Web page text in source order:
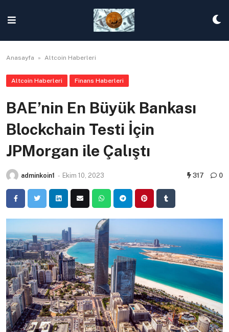
content
Anasayfa » Altcoin Haberleri
Altcoin Haberleri Finans Haberleri
BAE’nin En Büyük Bankası
Blockchain Testi İçin
JPMorgan ile Çalıştı
adminkoin1 - Ekim 10, 2023 317 0